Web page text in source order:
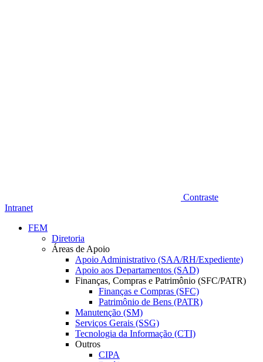
Contraste
Intranet
FEM
Diretoria
Áreas de Apoio
Apoio Administrativo (SAA/RH/Expediente)
Apoio aos Departamentos (SAD)
Finanças, Compras e Patrimônio (SFC/PATR)
Finanças e Compras (SFC)
Patrimônio de Bens (PATR)
Manutenção (SM)
Serviços Gerais (SSG)
Tecnologia da Informação (CTI)
Outros
CIPA